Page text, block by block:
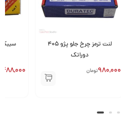
لنت ترمز چرخ جلو پژو ۴۰۵
دوراتک
980,000تومان
سیبک